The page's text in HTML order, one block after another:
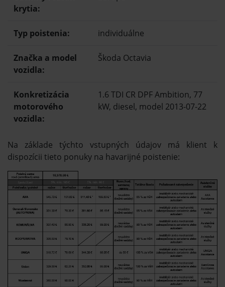
krytia:
Typ poistenia: individuálne
Značka a model
vozidla:
Škoda Octavia
Konkretizácia
motorového
vozidla:
1.6 TDI CR DPF Ambition, 77
kW, diesel, model 2013-07-22
Na základe týchto vstupných údajov má klient k
dispozícii tieto ponuky na havarijné poistenie: